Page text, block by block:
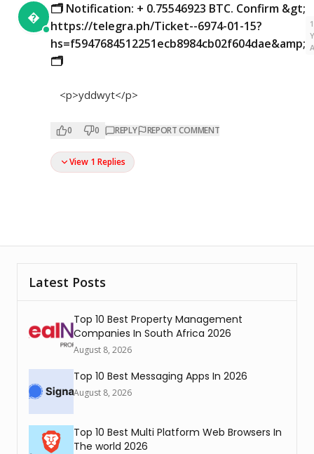

🗂 Notification: + 0.75546923 BTC. Confirm &gt;
https://telegra.ph/Ticket--6974-01-15?
hs=f5947684512251ecb8984cb02f604dae&amp;
🗂
1
<p>yddwyt</p>
0 0 REPLY REPORT COMMENT
View 1 Replies
Latest Posts
Top 10 Best Property Management
Companies In South Africa 2026
August 8, 2026
Top 10 Best Messaging Apps In 2026
August 8, 2026
Top 10 Best Multi Platform Web Browsers In
The world 2026